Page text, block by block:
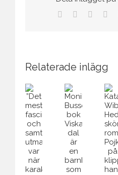
Facebook
TwitterReddit
Relaterade inlägg
”Det
mest
fascinerande
och
samtidigt
utmanande
Monika
Busses
bok
Viskarnas
roman
Pojken